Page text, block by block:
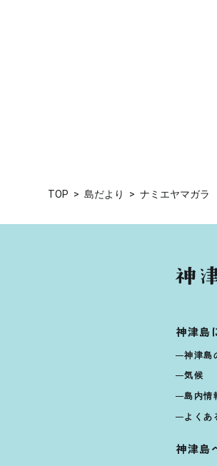
TOP 島だより ナミエヤマガラ
神津島
神津島
気候
島内情
よくあ
神津島